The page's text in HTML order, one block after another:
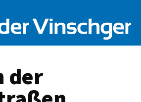
der